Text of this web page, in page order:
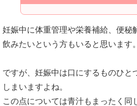
ね
緑汁ならどう！？
妊娠中には何を飲むのが
妊娠中に体重管理や栄養補給、便秘
飲みたいという方もいると思います。
ですが、妊娠中は口にするものひと
しまいますよね。
この点については青汁もまったく同